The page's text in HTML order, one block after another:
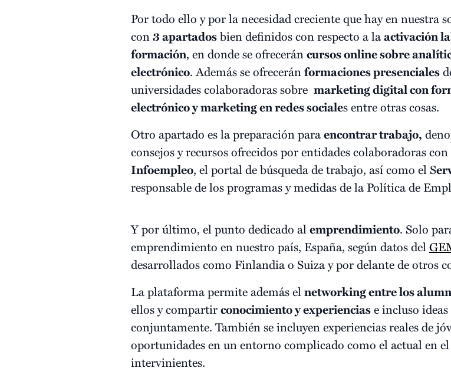
Por todo ello y por la necesidad creciente que hay en nuestra
con3 apartadosbien definidos con respecto a laactivación
formación, en donde se ofreceráncursos online sobre
electrónico. Además se ofreceránformaciones presenciales
universidades colaboradoras sobre marketing digital con
electrónico y marketing en redes sociales entre otras cosas.
Otro apartado es la preparación paraencontrar trabajo,
consejos y recursos ofrecidos por entidades colaboradoras
Infoempleo, el portal de búsqueda de trabajo, así como el S
responsable de los programas y medidas de la Política de
Y por último, el punto dedicado alemprendimiento. Solo
emprendimiento en nuestro país, España, según datos del
desarrollados como Finlandia o Suiza y por delante de otros
La plataforma permite además elnetworking entre los
ellos y compartirconocimiento y experienciase incluso
conjuntamente. También se incluyen experiencias reales de
oportunidades en un entorno complicado como el actual en
intervinientes.